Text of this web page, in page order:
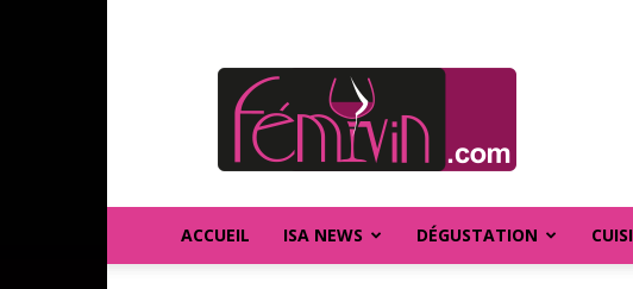
FEMIVIN
ACCUEIL ISA NEWS DÉGUSTATION